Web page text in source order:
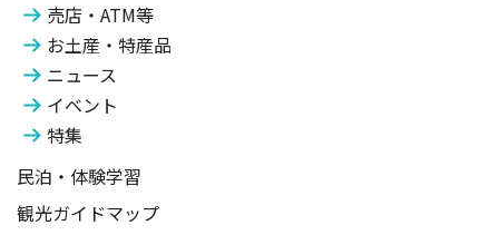
売店・ATM等
お土産・特産品
ニュース
イベント
特集
民泊・体験学習
観光ガイドマップ